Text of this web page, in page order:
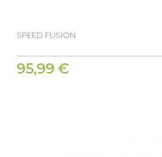
SPEED FUSION
95,99 €